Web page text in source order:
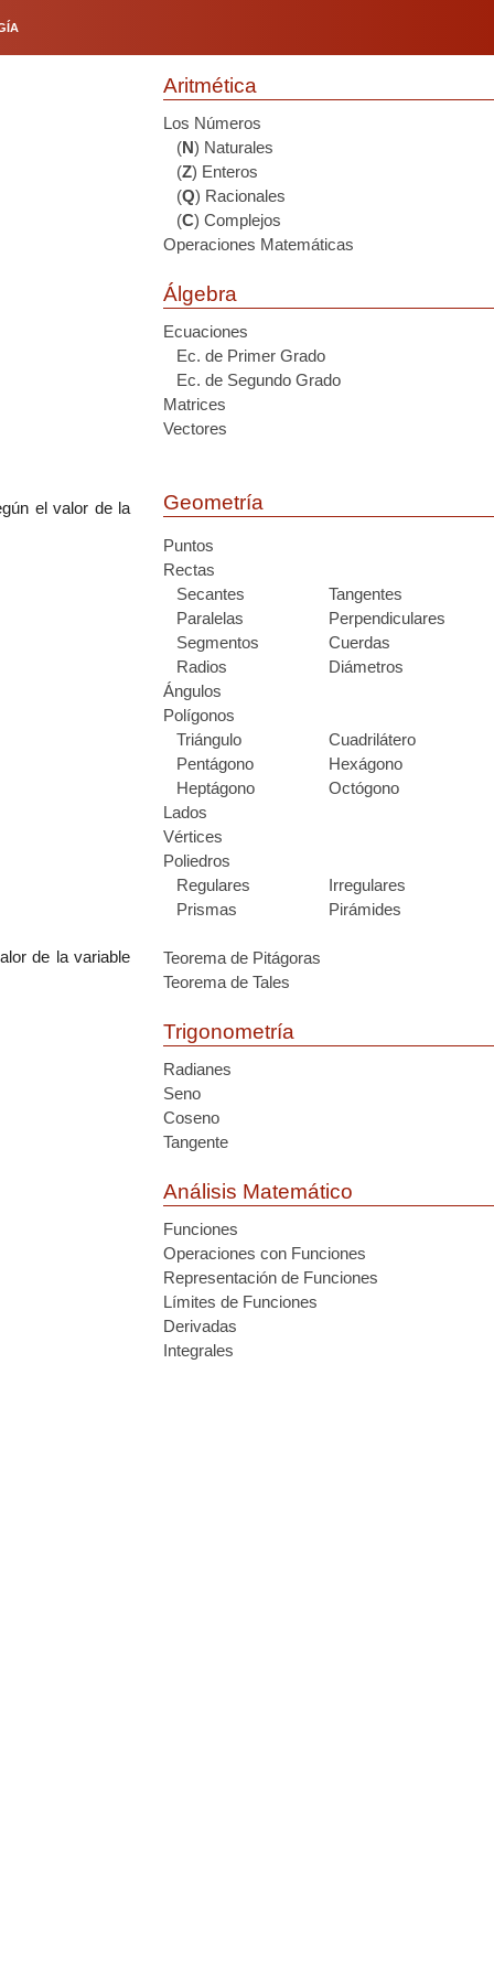
el valor de la
de la variable
Aritmética
Los Números
(N) Naturales
(Z) Enteros
(Q) Racionales
(C) Complejos
Operaciones Matemáticas
Álgebra
Ecuaciones
Ec. de Primer Grado
Ec. de Segundo Grado
Matrices
Vectores
Geometría
Puntos
Rectas
Secantes
Tangentes
Paralelas
Perpendiculares
Segmentos
Cuerdas
Radios
Diámetros
Ángulos
Polígonos
Triángulo
Cuadrilátero
Pentágono
Hexágono
Heptágono
Octógono
Lados
Vértices
Poliedros
Regulares
Irregulares
Prismas
Pirámides
Teorema de Pitágoras
Teorema de Tales
Trigonometría
Radianes
Seno
Coseno
Tangente
Análisis Matemático
Funciones
Operaciones con Funciones
Representación de Funciones
Límites de Funciones
Derivadas
Integrales